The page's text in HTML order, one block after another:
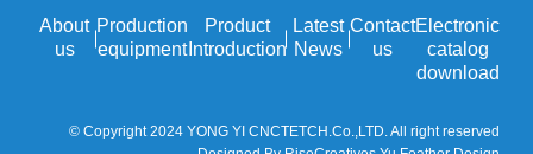
About
us
Production
equipment
Product
Introduction
Latest
News
Contact
us
Electronic
catalog
download
© Copyright 2024 YONG YI CNCTETCH.Co.,LTD. All right reserved